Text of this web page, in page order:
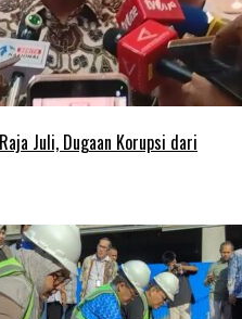
Juli, Dugaan Korupsi dari